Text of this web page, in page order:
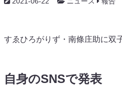
すゑひろがりず・南條庄助に双
自身のSNSで発表